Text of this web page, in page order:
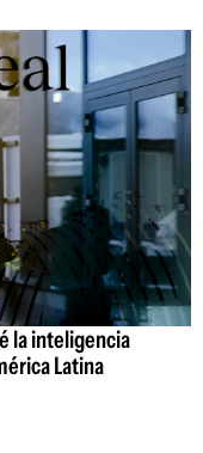
la inteligencia
Latina